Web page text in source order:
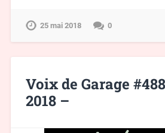
25 mai 2018 0
Voix de Garage
2018 –